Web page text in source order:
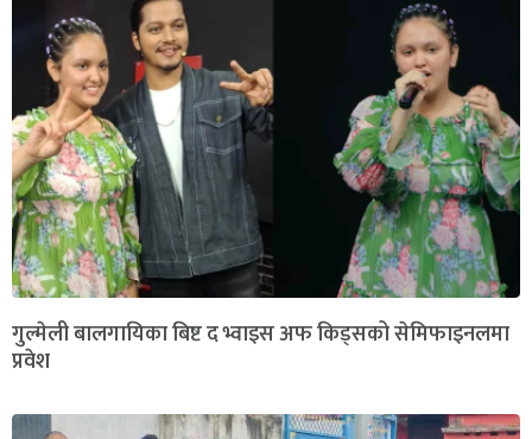
गुल्मेली बालगायिका बिष्ट द भ्वाइस अफ किड्सको सेमिफाइनलमा
प्रवेश